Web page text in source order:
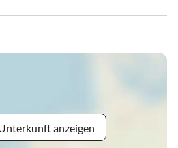
anzeigen